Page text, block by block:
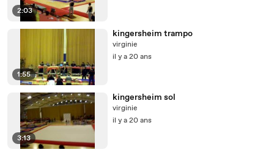
2:03
1:55
kingersheim trampo
virginie
il y a 20 ans
3:13
kingersheim sol
virginie
il y a 20 ans